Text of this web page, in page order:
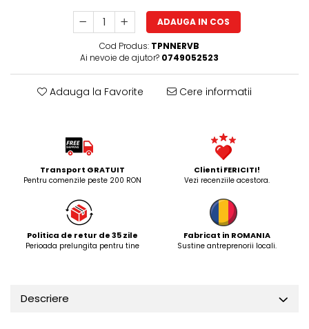
ADAUGA IN COS
Cod Produs: TPNNERVB
Ai nevoie de ajutor? 0749052523
Adauga la Favorite Cere informatii
Transport GRATUIT
Pentru comenzile peste 200 RON
Clienti FERICITI!
Vezi recenziile acestora.
Politica de retur de 35 zile
Perioada prelungita pentru tine
Fabricat in ROMANIA
Sustine antreprenorii locali.
Descriere